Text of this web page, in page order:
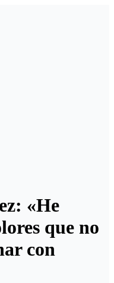
«He
que no
con